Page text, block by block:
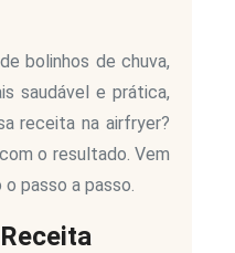
bolinhos de chuva,
saudável e prática,
receita na airfryer?
o resultado. Vem
passo a passo.